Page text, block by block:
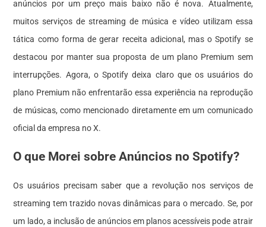
anúncios por um preço mais baixo não é nova. Atualmente,
muitos serviços de streaming de música e vídeo utilizam essa
tática como forma de gerar receita adicional, mas o Spotify se
destacou por manter sua proposta de um plano Premium sem
interrupções. Agora, o Spotify deixa claro que os usuários do
plano Premium não enfrentarão essa experiência na reprodução
de músicas, como mencionado diretamente em um comunicado
oficial da empresa no X.
O que Morei sobre Anúncios no Spotify?
Os usuários precisam saber que a revolução nos serviços de
streaming tem trazido novas dinâmicas para o mercado. Se, por
um lado, a inclusão de anúncios em planos acessíveis pode atrair